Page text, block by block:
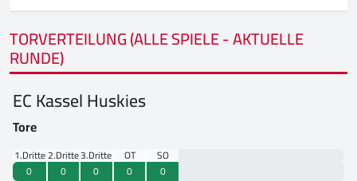
TORVERTEILUNG (ALLE SPIELE - AKTUELLE
RUNDE)
EC Kassel Huskies
Tore
1.Drittel2.Drittel3.Drittel OT
SO
0
0 0 0 0